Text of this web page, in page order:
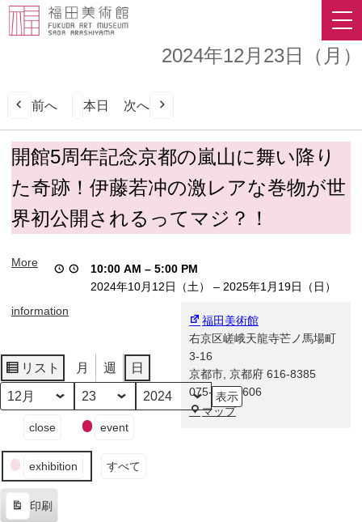
2024年12月23日（月）
前へ 本日 次へ
開
館
5
年
念
の
に
舞
い
た
奇
跡！
伊
開館5周年記念京都の嵐山に舞い降り
た奇跡！伊藤若冲の激レアな巻物が世
界初公開されるってマジ？！
10:00 AM – 5:00 PM
2024年10月12日（土）
– 2025年1月19日（日）
福田美術館
右京区嵯峨天龍寺芒ノ馬場町
3-16
京都市 京都府 616-8385
075-863-0606
マップ福
More
information
リスト
表
示
月 週 日
月
日
年
ン
の
close event
exhibition すべて
印刷